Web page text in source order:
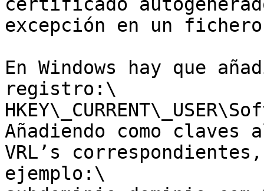
excepción en un
En Windows hay que
registro:\
Añadiendo como
VRL’s
ejemplo:\